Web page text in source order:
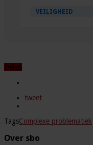
VEILIGHEID
Delen
tweet
TagsComplexe problematiek
Over sbo